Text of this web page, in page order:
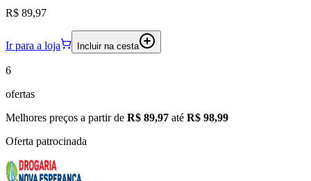
R$ 89,97
Ir para a loja Incluir na cesta
6
ofertas
Melhores preços a partir de R$ 89,97 até R$ 98,99
Oferta patrocinada